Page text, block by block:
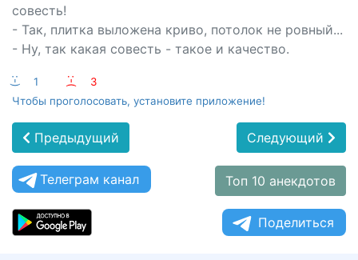
совесть!
- Так, плитка выложена криво, потолок не ровный...
- Ну, так какая совесть - такое и качество.
:-) 1 :-(
3
Чтобы проголосовать, установите приложение!
Предыдущий Следующий
Телеграм канал Топ 10 анекдотов
Поделиться